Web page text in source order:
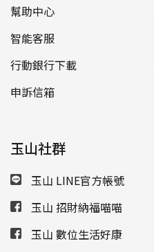
幫助中心
智能客服
行動銀行下載
申訴信箱
玉山社群
玉山 LINE官方帳號
玉山 招財納福喵喵
玉山 數位生活好康